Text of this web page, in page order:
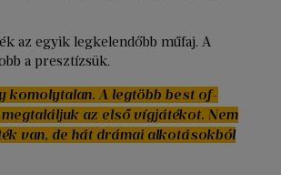
az egyik legkelendőbb műfaj. A
a presztízsük.
komolytalan. A legtöbb best of-
az első vígjátékot. Nem
van, de hát drámai alkotásokból